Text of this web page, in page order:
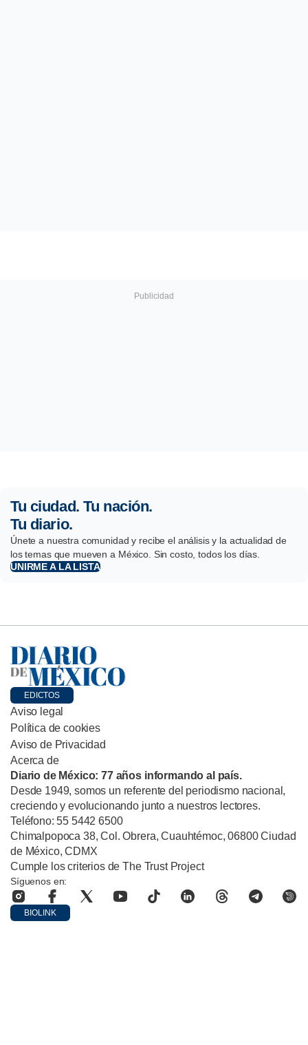
Tu ciudad. Tu nación.
Tu diario.
Únete a nuestra comunidad y recibe el análisis y la actualidad de
los temas que mueven a México. Sin costo, todos los días.
UNIRME A LA LISTA
EDICTOS
Aviso legal
Política de cookies
Aviso de Privacidad
Acerca de
Diario de México: 77 años informando al país.
Desde 1949, somos un referente del periodismo nacional,
creciendo y evolucionando junto a nuestros lectores.
Teléfono: 55 5442 6500
Chimalpopoca 38, Col. Obrera, Cuauhtémoc, 06800 Ciudad
de México, CDMX
Cumple los criterios de The Trust Project
Síguenos en:
BIOLINK